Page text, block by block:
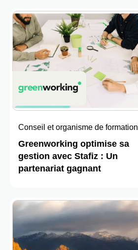
Conseil et organisme de formation
Greenworking optimise sa
gestion avec Stafiz : Un
partenariat gagnant